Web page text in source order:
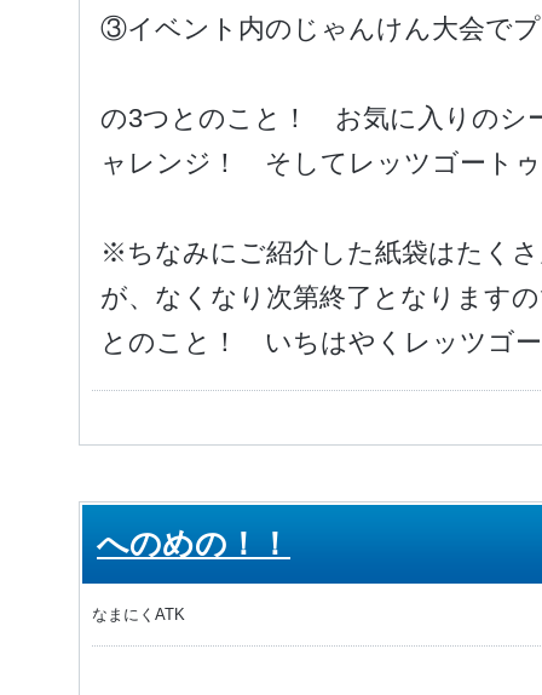
③イベント内のじゃんけん大会で
の3つとのこと！ お気に入りのシ
ャレンジ！ そしてレッツゴート
※ちなみにご紹介した紙袋はたく
が、なくなり次第終了となります
とのこと！ いちはやくレッツゴ
へのめの！！
なまにくATK